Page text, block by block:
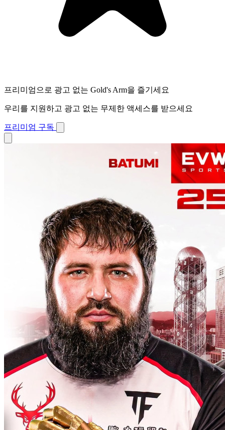
프리미엄으로 광고 없는 Gold's Arm을 즐기세요
우리를 지원하고 광고 없는 무제한 액세스를 받으세요
프리미엄 구독